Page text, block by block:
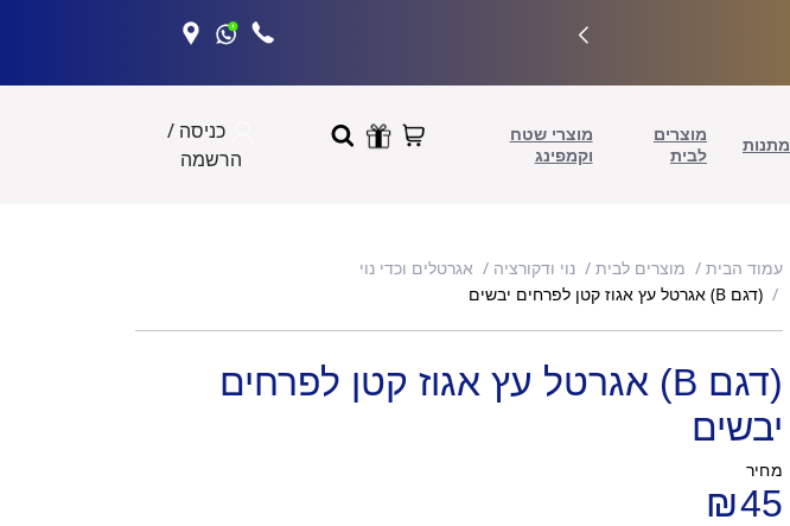
מתנות
מוצרים
לבית
מוצרי שטח
וקמפינג
כניסה /
הרשמה
עמוד הבית מוצרים לבית נוי ודקורציה אגרטלים וכדי נוי
(דגם B) אגרטל עץ אגוז קטן לפרחים יבשים
(דגם B) אגרטל עץ אגוז קטן לפרחים
יבשים
מחיר
₪45